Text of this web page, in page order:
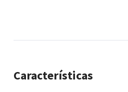
Características